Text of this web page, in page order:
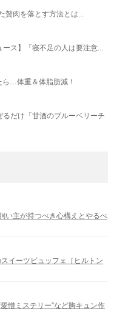
肉を落とす方法とは...
ス】「寝不足の人は要注意...
…体重＆体脂肪減！
だけ「甘酒のブルーベリーチ
い主が持つべき心構えとやるべ
イーツビュッフェ［ヒルトン
憎ミステリー”など胸キュン作